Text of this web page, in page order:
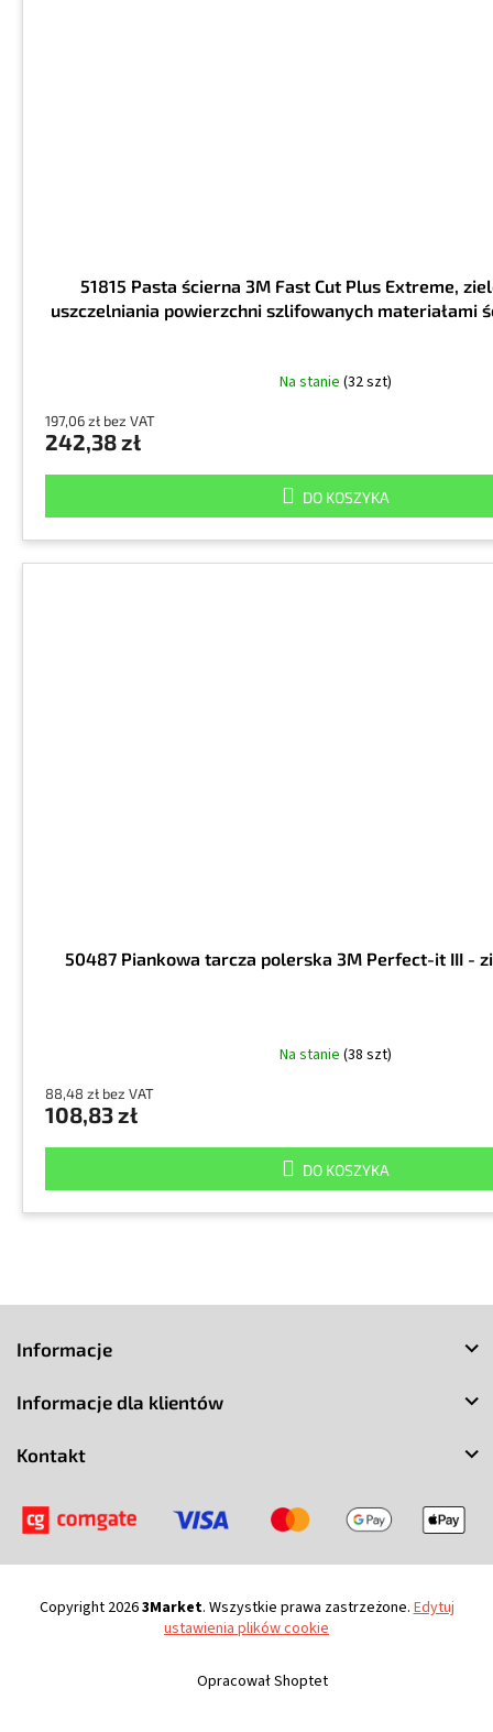
51815 Pasta ścierna 3M Fast Cut Plus Extreme,
uszczelniania powierzchni szlifowanych materiałami
Na stanie (32 szt)
197,06 zł bez VAT
242,38 zł
DO KOSZYKA
50487 Piankowa tarcza polerska 3M Perfect-it III -
Na stanie (38 szt)
88,48 zł bez VAT
108,83 zł
DO KOSZYKA
Informacje
Informacje dla klientów
Kontakt
Opracował Shoptet
Copyright 20263Market. Wszystkie prawa zastrzeżone. Edytuj
ustawienia plików cookie